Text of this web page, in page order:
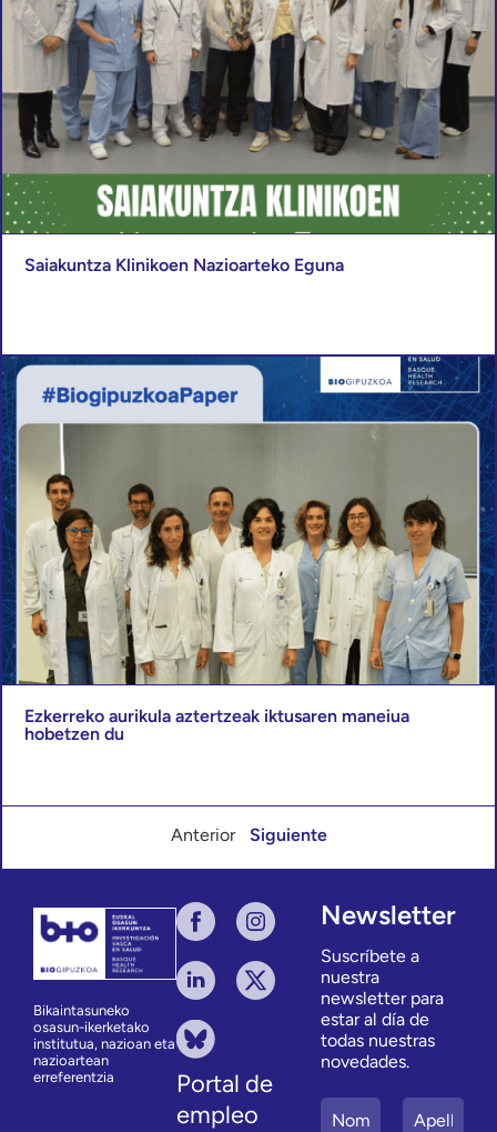
Saiakuntza Klinikoen Nazioarteko Eguna
Ezkerreko aurikula aztertzeak iktusaren maneiua
hobetzen du
Anterior Siguiente
Bikaintasuneko
osasun-ikerketako
institutua, nazioan eta
nazioartean
erreferentzia
Portal de
empleo
Newsletter
Suscríbete a
nuestra
newsletter para
estar al día de
todas nuestras
novedades.